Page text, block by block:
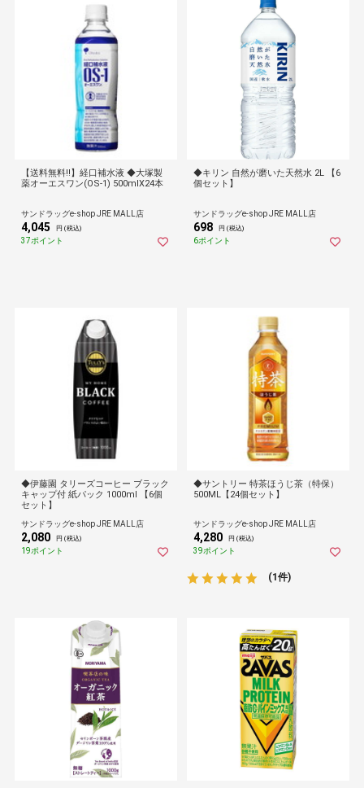
【送料無料!!】経口補水液 ◆大塚製
薬オーエスワン(OS-1) 500mlX24本
サンドラッグe-shop JRE MALL店
4,045 円 (税込)
37ポイント
◆キリン 自然が磨いた天然水 2L 【6
個セット】
サンドラッグe-shop JRE MALL店
698 円 (税込)
6ポイント
◆伊藤園 タリーズコーヒー ブラック
キャップ付 紙パック 1000ml 【6個
セット】
サンドラッグe-shop JRE MALL店
2,080 円 (税込)
19ポイント
◆サントリー 特茶ほうじ茶（特保）
500ML【24個セット】
サンドラッグe-shop JRE MALL店
4,280 円 (税込)
39ポイント
(1件)